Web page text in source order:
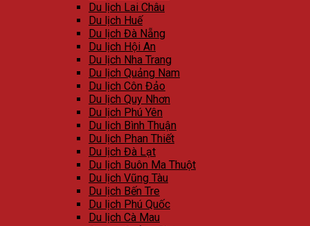
Du lịch Lai Châu
Du lịch Huế
Du lịch Đà Nẵng
Du lịch Hội An
Du lịch Nha Trang
Du lịch Quảng Nam
Du lịch Côn Đảo
Du lịch Quy Nhơn
Du lịch Phú Yên
Du lịch Bình Thuận
Du lịch Phan Thiết
Du lịch Đà Lạt
Du lịch Buôn Ma Thuột
Du lịch Vũng Tàu
Du lịch Bến Tre
Du lịch Phú Quốc
Du lịch Cà Mau